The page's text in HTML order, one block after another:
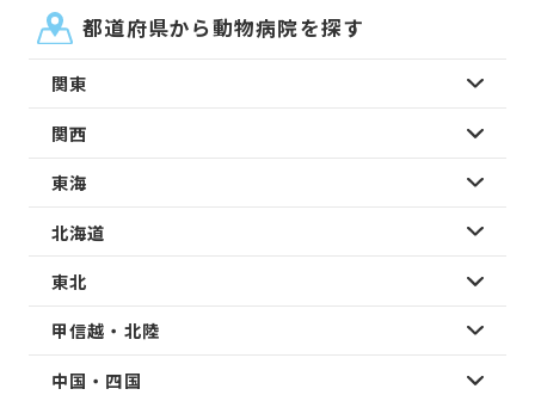
都道府県から動物病院を探す
関東
関西
東海
北海道
東北
甲信越・北陸
中国・四国